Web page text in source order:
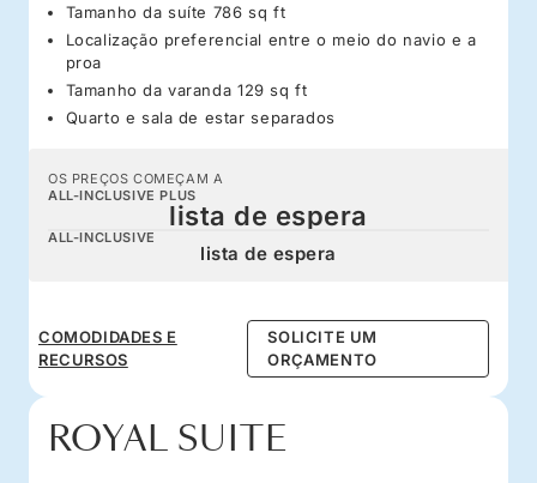
Tamanho da suíte 786 sq ft
Localização preferencial entre o meio do navio e a
proa
Tamanho da varanda 129 sq ft
Quarto e sala de estar separados
OS PREÇOS COMEÇAM A
ALL-INCLUSIVE PLUS
lista de espera
ALL-INCLUSIVE
lista de espera
COMODIDADES E
RECURSOS
SOLICITE UM
ORÇAMENTO
ROYAL SUITE